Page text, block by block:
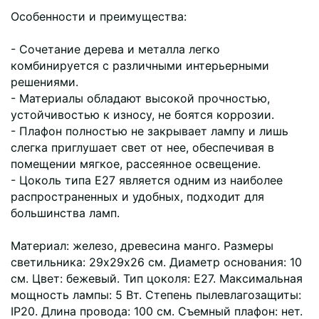
Особенности и преимущества:
- Сочетание дерева и металла легко
комбинируется с различными интерьерными
решениями.
- Материалы обладают высокой прочностью,
устойчивостью к износу, не боятся коррозии.
- Плафон полностью не закрывает лампу и лишь
слегка приглушает свет от нее, обеспечивая в
помещении мягкое, рассеянное освещение.
- Цоколь типа Е27 является одним из наиболее
распространенных и удобных, подходит для
большинства ламп.
Материал: железо, древесина манго. Размеры
светильника: 29х29х26 см. Диаметр основания: 10
см. Цвет: бежевый. Тип цоколя: Е27. Максимальная
мощность лампы: 5 Вт. Степень пылевлагозащиты:
IP20. Длина провода: 100 см. Съемный плафон: нет.